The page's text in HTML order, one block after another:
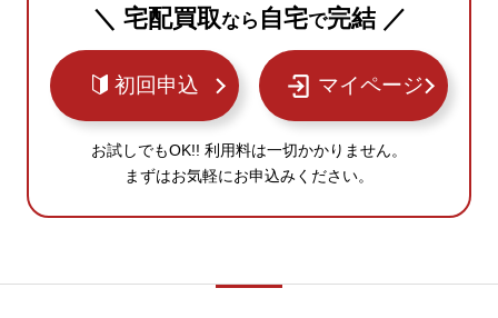
＼ 宅配買取なら 自宅で完結 ／
初回申込 マイページ
お試しでもOK!! 利用料は一切かかりません。
まずはお気軽にお申込みください。